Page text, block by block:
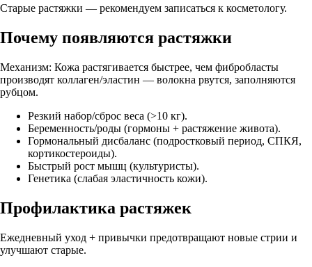
Старые растяжки — рекомендуем записаться к косметологу.
Почему появляются растяжки
Механизм: Кожа растягивается быстрее, чем фибробласты
производят коллаген/эластин — волокна рвутся, заполняются
рубцом.
Резкий набор/сброс веса (>10 кг).
Беременность/роды (гормоны + растяжение живота).
Гормональный дисбаланс (подростковый период, СПКЯ,
кортикостероиды).
Быстрый рост мышц (культуристы).
Генетика (слабая эластичность кожи).
Профилактика растяжек
Ежедневный уход + привычки предотвращают новые стрии и
улучшают старые.